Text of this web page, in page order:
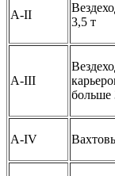
A-II
3,5 т
A-III
больше
A-IV